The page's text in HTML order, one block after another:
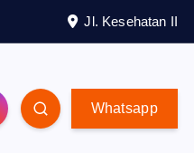
Jl. Kesehatan II
Whatsapp